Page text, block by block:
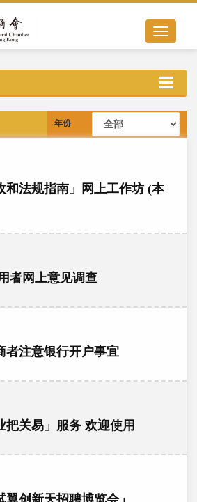
Toggle
年份
和法规指南」网上工作坊 (本
者网上意见调查
者注意银行开户事宜
把关易」服务 欢迎使用
创新天招聘博览会」